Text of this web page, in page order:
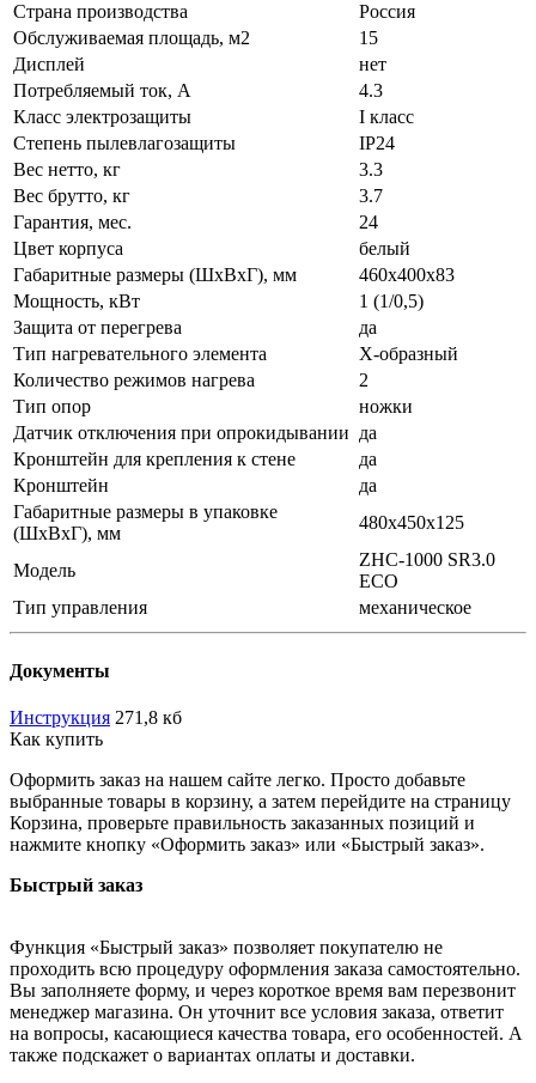
Страна производства
Россия
Обслуживаемая площадь, м2
15
Дисплей
нет
Потребляемый ток, А
4.3
Класс электрозащиты
I класс
Степень пылевлагозащиты
IP24
Вес нетто, кг
3.3
Вес брутто, кг
3.7
Гарантия, мес.
24
Цвет корпуса
белый
Габаритные размеры (ШxВxГ), мм
460x400x83
Мощность, кВт
1 (1/0,5)
Защита от перегрева
да
Тип нагревательного элемента
Х-образный
Количество режимов нагрева
2
Тип опор
ножки
Датчик отключения при опрокидывании да
Кронштейн для крепления к стене
да
Кронштейн
да
Габаритные размеры в упаковке
(ШxВxГ), мм
480x450x125
Модель
ZHC-1000 SR3.0
ECO
Тип управления
механическое
Документы
Инструкция 271,8 кб
Как купить
Оформить заказ на нашем сайте легко. Просто добавьте
выбранные товары в корзину, а затем перейдите на страницу
Корзина, проверьте правильность заказанных позиций и
нажмите кнопку «Оформить заказ» или «Быстрый заказ».
Быстрый заказ
Функция «Быстрый заказ» позволяет покупателю не
проходить всю процедуру оформления заказа самостоятельно.
Вы заполняете форму, и через короткое время вам перезвонит
менеджер магазина. Он уточнит все условия заказа, ответит
на вопросы, касающиеся качества товара, его особенностей. А
также подскажет о вариантах оплаты и доставки.